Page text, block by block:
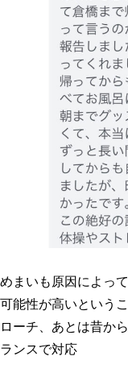
めまいも原因によっ
可能性が高いという
ローチ、あとは昔か
ランスで対応